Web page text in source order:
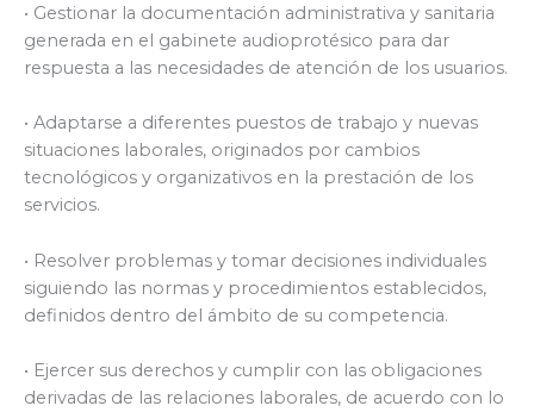
• Gestionar la documentación administrativa y sanitaria
generada en el gabinete audioprotésico para dar
respuesta a las necesidades de atención de los usuarios.
• Adaptarse a diferentes puestos de trabajo y nuevas
situaciones laborales, originados por cambios
tecnológicos y organizativos en la prestación de los
servicios.
• Resolver problemas y tomar decisiones individuales
siguiendo las normas y procedimientos establecidos,
definidos dentro del ámbito de su competencia.
• Ejercer sus derechos y cumplir con las obligaciones
derivadas de las relaciones laborales, de acuerdo con lo